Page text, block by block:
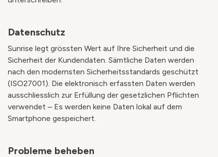
Datenschutz
Sunrise legt grössten Wert auf Ihre Sicherheit und die
Sicherheit der Kundendaten. Sämtliche Daten werden
nach den modernsten Sicherheitsstandards geschützt
(ISO27001). Die elektronisch erfassten Daten werden
ausschliesslich zur Erfüllung der gesetzlichen Pflichten
verwendet – Es werden keine Daten lokal auf dem
Smartphone gespeichert.
Probleme beheben